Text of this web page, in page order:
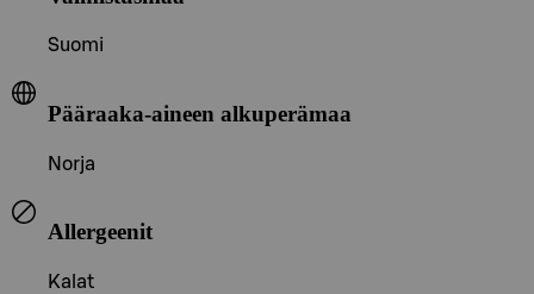
Suomi
Pääraaka-aineen alkuperämaa
Norja
Allergeenit
Kalat